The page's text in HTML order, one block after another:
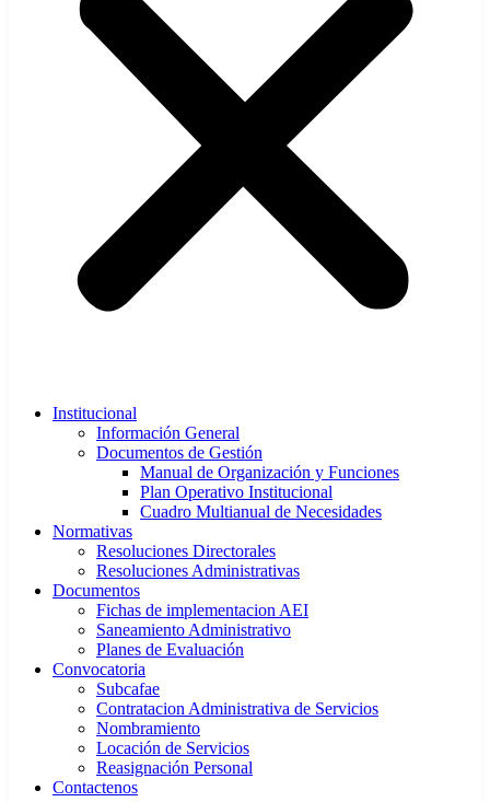
Institucional
Información General
Documentos de Gestión
Manual de Organización y Funciones
Plan Operativo Institucional
Cuadro Multianual de Necesidades
Normativas
Resoluciones Directorales
Resoluciones Administrativas
Documentos
Fichas de implementacion AEI
Saneamiento Administrativo
Planes de Evaluación
Convocatoria
Subcafae
Contratacion Administrativa de Servicios
Nombramiento
Locación de Servicios
Reasignación Personal
Contactenos